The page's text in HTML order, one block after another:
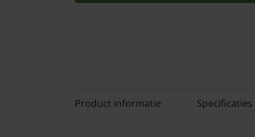
Product informatie Specificaties